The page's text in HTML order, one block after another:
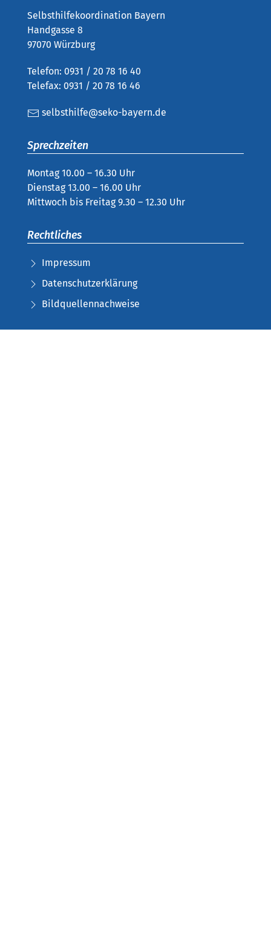
Selbsthilfekoordination Bayern
Handgasse 8
97070 Würzburg
Telefon: 0931 / 20 78 16 40
Telefax: 0931 / 20 78 16 46
selbsthilfe@seko-bayern.de
Sprechzeiten
Montag 10.00 – 16.30 Uhr
Dienstag 13.00 – 16.00 Uhr
Mittwoch bis Freitag 9.30 – 12.30 Uhr
Rechtliches
Impressum
Datenschutzerklärung
Bildquellennachweise